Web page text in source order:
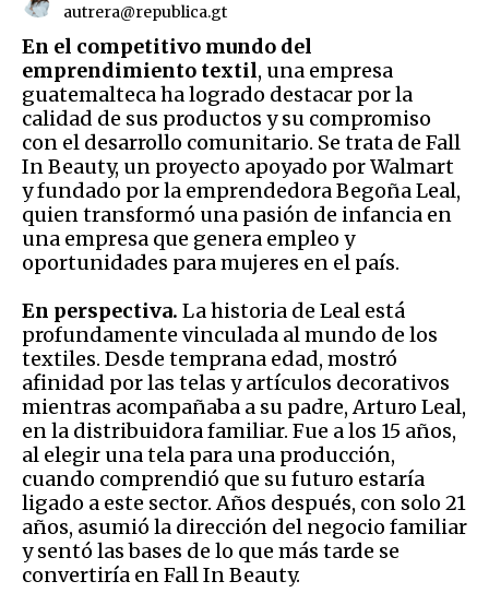
autrera@republica.gt
En el competitivo mundo del
emprendimiento textil, una empresa
guatemalteca ha logrado destacar por la
calidad de sus productos y su compromiso
con el desarrollo comunitario. Se trata de Fall
In Beauty, un proyecto apoyado por Walmart
y fundado por la emprendedora Begoña Leal,
quien transformó una pasión de infancia en
una empresa que genera empleo y
oportunidades para mujeres en el país.
En perspectiva. La historia de Leal está
profundamente vinculada al mundo de los
textiles. Desde temprana edad, mostró
afinidad por las telas y artículos decorativos
mientras acompañaba a su padre, Arturo Leal,
en la distribuidora familiar. Fue a los 15 años,
al elegir una tela para una producción,
cuando comprendió que su futuro estaría
ligado a este sector. Años después, con solo 21
años, asumió la dirección del negocio familiar
y sentó las bases de lo que más tarde se
convertiría en Fall In Beauty.